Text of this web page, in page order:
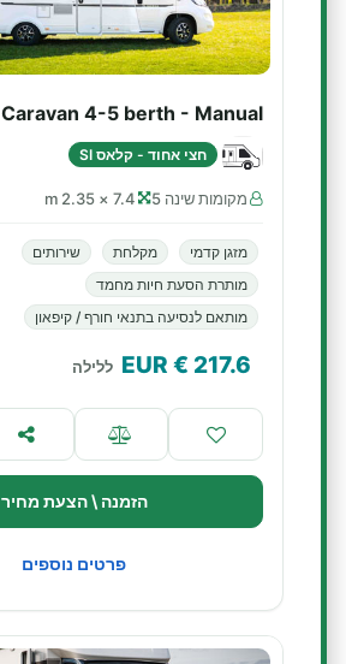
Caravan 4-5 berth - Manual
חצי אחוד - קלאס SI
מקומות שינה 5 7.4 × 2.35 m
מזגן קדמי מקלחת
שירותים
מותרת הסעת חיות מחמד
מותאם לנסיעה בתנאי חורף / קיפאון
217.6
€ EUR ללילה
הזמנה \ הצעת מחיר
פרטים נוספים